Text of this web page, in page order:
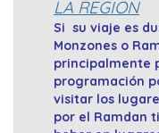
LA REGION
Si su viaje es
Monzones o
principalmente
programación
visitar los
por el Ramdan